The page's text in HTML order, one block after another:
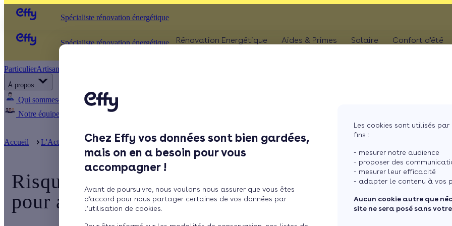
Chez Effy vos données sont bien gardées,
mais on en a besoin pour vous
accompagner !
Avant de poursuivre, nous voulons nous assurer que vous êtes
d’accord pour nous partager certaines de vos données par
l’utilisation de cookies.
Les cookies sont utilisés
fins :
- mesurer notre audience
- proposer des
- mesurer leur efficacité
- adapter le contenu à vos
Aucun cookie autre que
site ne sera posé sans
ParticulierArtisan / installateur
À propos
Qui sommes-nous ? Pourquoi Effy ?
Notre équipe
Rejoignez-nous
Spécialiste rénovation énergétique Rénovation Energétique
Sols
Chaudière
Dépannage chauffage
Aides & Primes
Aides chauffe-eau
thermodynamique
Solaire
Batterie panneaux
Confort d'été
Pergola
Store
Spécialiste rénovation énergétique
Accueil L'Actualité d'Effy Risques de coupures d'électricité : nos conse ...
Risques de coupures d'électricité : nos conseils
pour agir